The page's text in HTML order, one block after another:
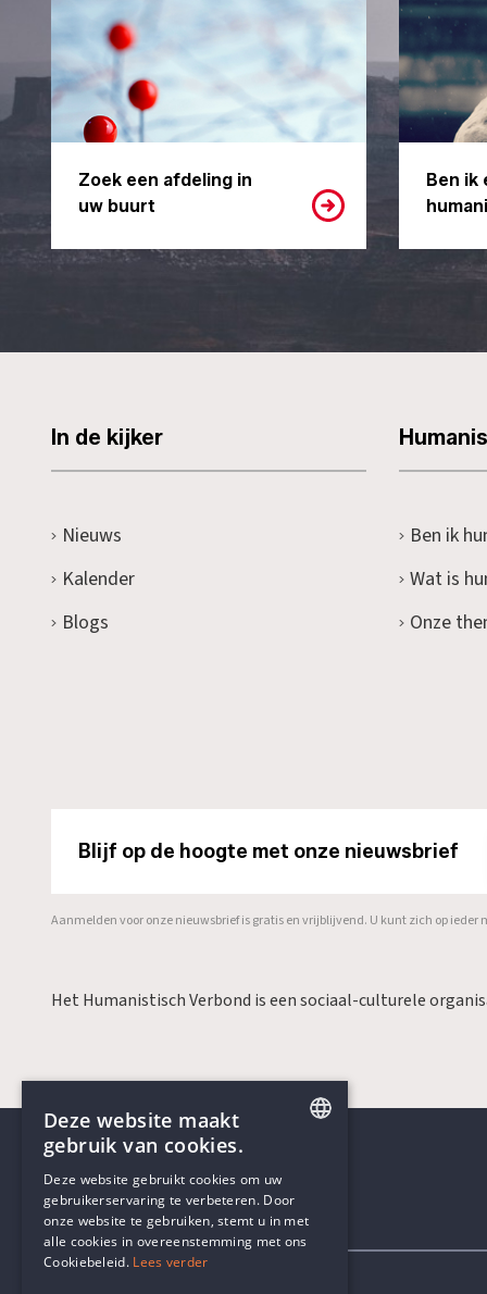
Zoek een afdeling in
uw buurt
Ben ik
In de kijker
Nieuws
Kalender
Blogs
Ben ik
Wat is
Onze
Blijf op de hoogte met onze nieuwsbrief
Aanmelden voor onze nieuwsbrief is gratis en vrijblijvend. U kunt zich op ieder
Het Humanistisch Verbond is een sociaal-culturele
Contactgegevens
DUTCH
Deze website maakt
gebruik van cookies.
Deze website gebruikt cookies om uw
gebruikerservaring te verbeteren. Door
onze website te gebruiken, stemt u in met
alle cookies in overeenstemming met ons
Cookiebeleid. Lees verder